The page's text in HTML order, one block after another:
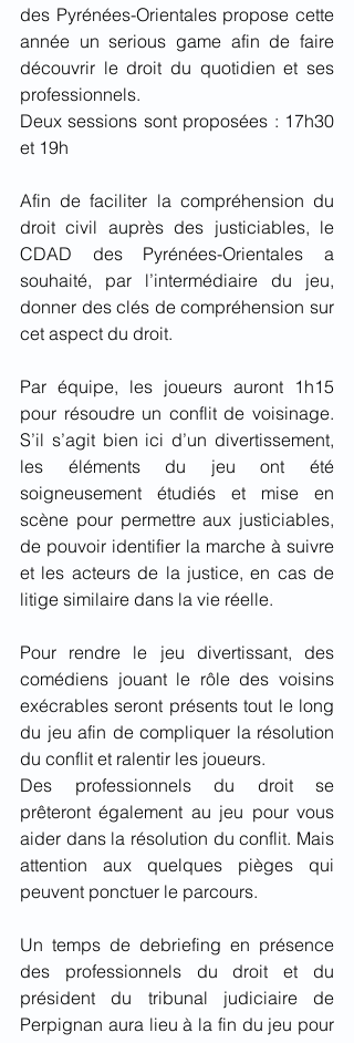
des Pyrénées-Orientales propose cette
année un serious game afin de faire
découvrir le droit du quotidien et ses
professionnels.
Deux sessions sont proposées : 17h30
et 19h
Afin de faciliter la compréhension du
droit civil auprès des justiciables, le
CDAD des Pyrénées-Orientales a
souhaité, par l’intermédiaire du jeu,
donner des clés de compréhension sur
cet aspect du droit.
Par équipe, les joueurs auront 1h15
pour résoudre un conflit de voisinage.
S’il s’agit bien ici d’un divertissement,
les éléments du jeu ont été
soigneusement étudiés et mise en
scène pour permettre aux justiciables,
de pouvoir identifier la marche à suivre
et les acteurs de la justice, en cas de
litige similaire dans la vie réelle.
Pour rendre le jeu divertissant, des
comédiens jouant le rôle des voisins
exécrables seront présents tout le long
du jeu afin de compliquer la résolution
du conflit et ralentir les joueurs.
Des professionnels du droit se
prêteront également au jeu pour vous
aider dans la résolution du conflit. Mais
attention aux quelques pièges qui
peuvent ponctuer le parcours.
Un temps de debriefing en présence
des professionnels du droit et du
président du tribunal judiciaire de
Perpignan aura lieu à la fin du jeu pour